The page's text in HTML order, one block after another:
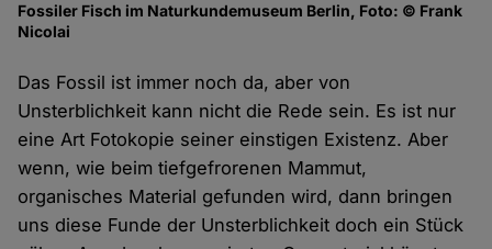
Fossiler Fisch im Naturkundemuseum Berlin, Foto: © Frank
Nicolai
Das Fossil ist immer noch da, aber von
Unsterblichkeit kann nicht die Rede sein. Es ist nur
eine Art Fotokopie seiner einstigen Existenz. Aber
wenn, wie beim tiefgefrorenen Mammut,
organisches Material gefunden wird, dann bringen
uns diese Funde der Unsterblichkeit doch ein Stück